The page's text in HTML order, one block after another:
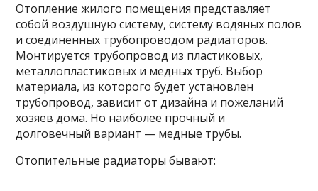
Отопление жилого помещения представляет
собой воздушную систему, систему водяных полов
и соединенных трубопроводом радиаторов.
Монтируется трубопровод из пластиковых,
металлопластиковых и медных труб. Выбор
материала, из которого будет установлен
трубопровод, зависит от дизайна и пожеланий
хозяев дома. Но наиболее прочный и
долговечный вариант — медные трубы.
Отопительные радиаторы бывают: